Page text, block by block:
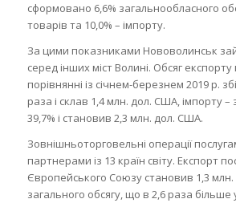
сформовано 6,6% загальнообласного
товарів та 10,0% – імпорту.
За цими показниками Нововолинськ
серед інших міст Волині. Обсяг експорту
порівнянні із січнем-березнем 2019 р.
раза і склав 1,4 млн. дол. США, імпорту
39,7% і становив 2,3 млн. дол. США.
Зовнішньоторговельні операції
партнерами із 13 країн світу. Експорт
Європейського Союзу становив 1,3 млн.
загального обсягу, що в 2,6 раза більше